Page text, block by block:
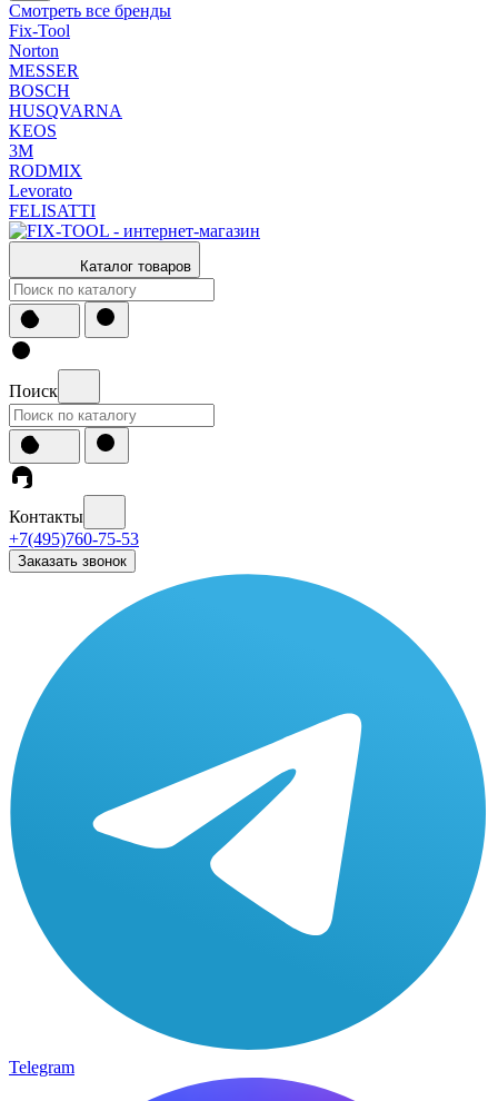
Смотреть все бренды
Fix-Tool
Norton
MESSER
BOSCH
HUSQVARNA
KEOS
3М
RODMIX
Levorato
FELISATTI
Каталог товаров
Поиск
Контакты
+7(495)760-75-53
Заказать звонок
Telegram